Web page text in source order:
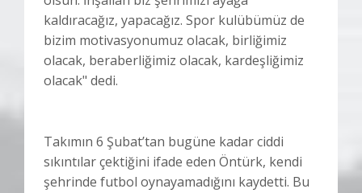
kaldıracağız, yapacağız. Spor kulübümüz de
bizim motivasyonumuz olacak, birliğimiz
olacak, beraberliğimiz olacak, kardeşliğimiz
olacak" dedi.
Takımın 6 Şubat’tan bugüne kadar ciddi
sıkıntılar çektiğini ifade eden Öntürk, kendi
şehrinde futbol oynayamadığını kaydetti. Bu